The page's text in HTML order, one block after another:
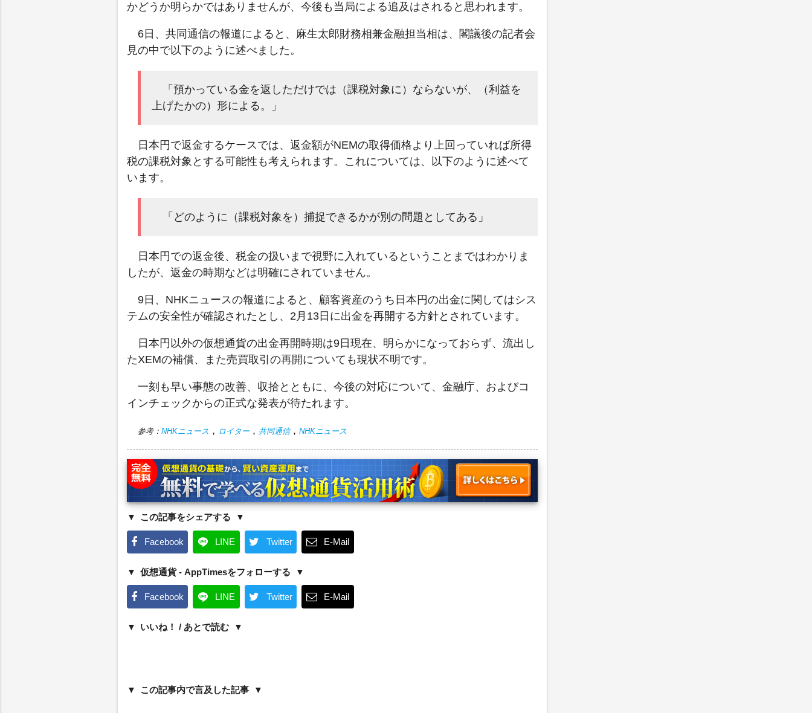
かどうか明らかではありませんが、今後も当局による追及はされると思われます。
6日、共同通信の報道によると、麻生太郎財務相兼金融担当相は、閣議後の記者会
見の中で以下のように述べました。
「預かっている金を返しただけでは（課税対象に）ならないが、（利益を
上げたかの）形による。」
日本円で返金するケースでは、返金額がNEMの取得価格より上回っていれば所得
税の課税対象とする可能性も考えられます。これについては、以下のように述べて
います。
「どのように（課税対象を）捕捉できるかが別の問題としてある」
日本円での返金後、税金の扱いまで視野に入れているということまではわかりま
したが、返金の時期などは明確にされていません。
9日、NHKニュースの報道によると、顧客資産のうち日本円の出金に関してはシス
テムの安全性が確認されたとし、2月13日に出金を再開する方針とされています。
日本円以外の仮想通貨の出金再開時期は9日現在、明らかになっておらず、流出し
たXEMの補償、また売買取引の再開についても現状不明です。
一刻も早い事態の改善、収拾とともに、今後の対応について、金融庁、およびコ
インチェックからの正式な発表が待たれます。
参考： NHKニュース , ロイター, 共同通信, NHKニュース
この記事をシェアする
Facebook LINE Twitter E-Mail
仮想通貨 - AppTimesをフォローする
Facebook LINE Twitter E-Mail
いいね！ / あとで読む
この記事内で言及した記事